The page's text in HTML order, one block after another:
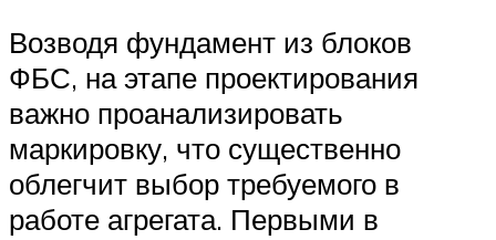
Возводя фундамент из блоков
ФБС, на этапе проектирования
важно проанализировать
маркировку, что существенно
облегчит выбор требуемого в
работе агрегата. Первыми в